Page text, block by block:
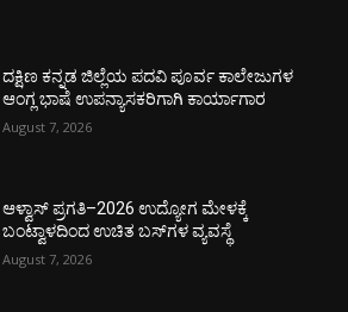
ದಕ್ಷಿಣ ಕನ್ನಡ ಜಿಲ್ಲೆಯ ಪದವಿ ಪೂರ್ವ ಕಾಲೇಜುಗಳ
ಆಂಗ್ಲ ಭಾಷೆ ಉಪನ್ಯಾಸಕರಿಗಾಗಿ ಕಾರ್ಯಾಗಾರ
August 7, 2026
ಆಳ್ವಾಸ್ ಪ್ರಗತಿ–2026 ಉದ್ಯೋಗ ಮೇಳಕ್ಕೆ
ಬಂಟ್ವಾಳದಿಂದ ಉಚಿತ ಬಸ್‌ಗಳ ವ್ಯವಸ್ಥೆ
August 7, 2026